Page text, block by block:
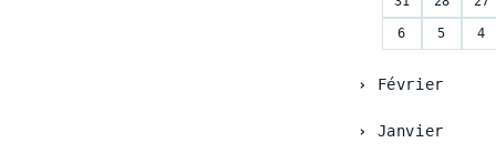
6 5 4
Février
Janvier